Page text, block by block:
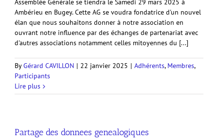
Assemblée Générale se tiendra le Samedi 29 mars 2025 à
Ambérieu en Bugey. Cette AG se voudra fondatrice d'un nouvel
élan que nous souhaitons donner à notre association en
ouvrant notre influence par des échanges de partenariat avec
d'autres associations notamment celles mitoyennes du [...]
ByGérard CAVILLON | 22 janvier 2025 | Adhérents, Membres,
Participants
Lire plus
Partage des donnees genealogiques